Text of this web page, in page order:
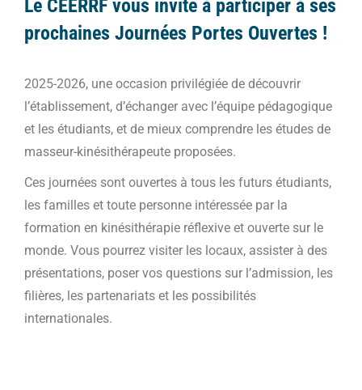
Le CEERRF vous invite à participer à ses
prochaines Journées Portes Ouvertes !
2025-2026, une occasion privilégiée de découvrir
l’établissement, d’échanger avec l’équipe pédagogique
et les étudiants, et de mieux comprendre les études de
masseur-kinésithérapeute proposées.
Ces journées sont ouvertes à tous les futurs étudiants,
les familles et toute personne intéressée par la
formation en kinésithérapie réflexive et ouverte sur le
monde. Vous pourrez visiter les locaux, assister à des
présentations, poser vos questions sur l’admission, les
filières, les partenariats et les possibilités
internationales.